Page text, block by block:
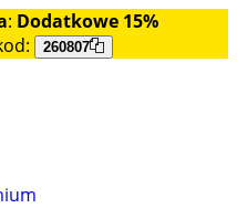
: Dodatkowe 15%
260807